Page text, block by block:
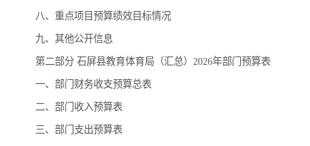
八、重点项目预算绩效目标情况
九、其他公开信息
第二部分 石屏县教育体育局（汇总）2026年部门预算表
一、部门财务收支预算总表
二、部门收入预算表
三、部门支出预算表